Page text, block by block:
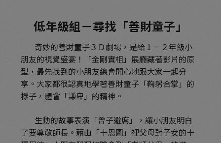
低年級組－尋找「善財童子」
奇妙的善財童子３Ｄ劇場，是給１－２年級小
朋友的視覺盛宴！「金剛實相」展廳藏著影片的原
型，最先找到的小朋友總會開心地跟大家一起分
享。大家都很認真地學著善財童子「鞠躬合掌」的
樣子，體會「謙卑」的精神。
生動的故事表演「曾子避席」，讓小朋友明白
了要尊敬師長。藉由「十恩圖」裡父母對子女的十